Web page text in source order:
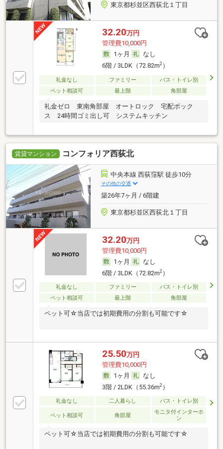
東京都杉並区西荻北１丁目
32.20万円
管理費10,000円
1ヶ月
なし
6階 / 3LDK（72.82m2）
礼金なし ファミリー
バス・トイレ別
ペット相談可
最上階 角部屋
礼金ゼロ 東南角部屋 オートロック 宅配ボック
ス 24時間ゴミ出し可 システムキッチン
賃貸マンション コンフォリア西荻北
中央本線 西荻窪駅 徒歩10分
その他の交通
築26年7ヶ月 / 6階建
東京都杉並区西荻北１丁目
32.20万円
管理費10,000円
1ヶ月
なし
6階 / 3LDK（72.82m2）
礼金なし ファミリー
バス・トイレ別
ペット相談可
最上階 角部屋
ペット可☆当店では初期費用の分割も可能です☆
25.50万円
管理費10,000円
1ヶ月
なし
3階 / 2LDK（55.36m2）
礼金なし 二人暮らし バス・トイレ別
ペット相談可 角部屋
モニタ付インターホ
ン
ペット可☆当店では初期費用の分割も可能です☆